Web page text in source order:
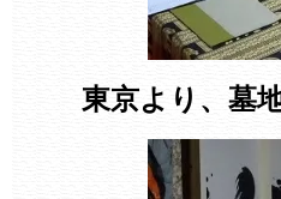
東京より、墓